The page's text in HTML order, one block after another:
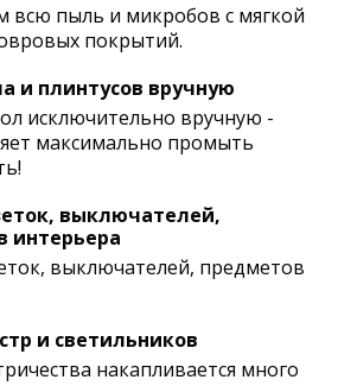
всю пыль и микробов с мягкой
покрытий.
и плинтусов вручную
исключительно вручную -
максимально промыть
выключателей,
интерьера
выключателей, предметов
и светильников
накапливается много